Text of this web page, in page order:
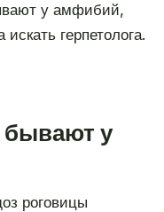
у амфибий,
герпетолога.
бывают у
роговицы